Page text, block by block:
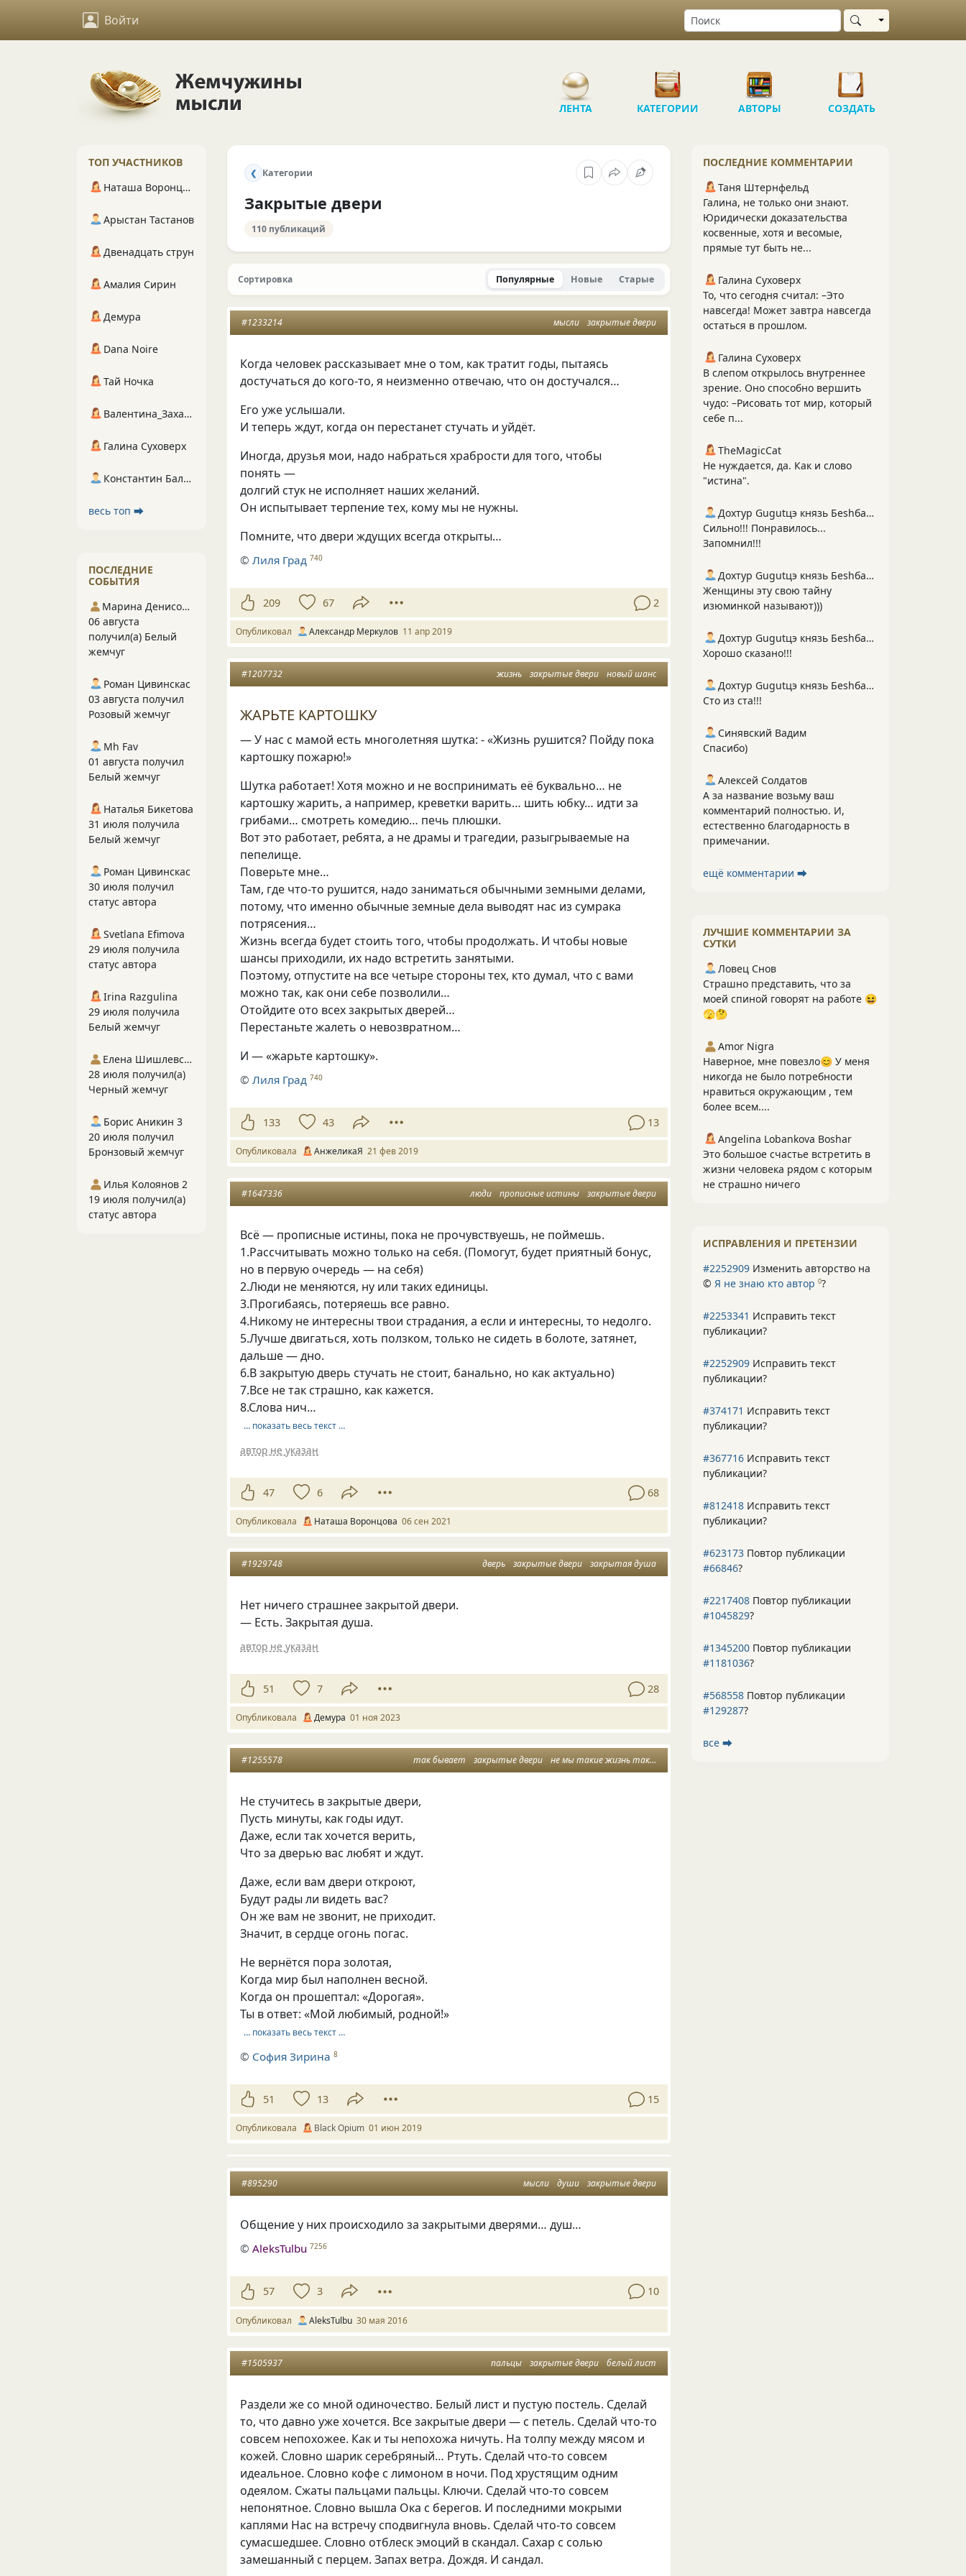
Войти Выбрать область
ЛЕНТА КАТЕГОРИИ АВТОРЫ СОЗДАТЬ
❮ Категории
Закрытые двери
110 публикаций
Сортировка Популярные Новые Старые
мысли закрытые двери
#1233214
Когда человек рассказывает мне о том, как тратит годы, пытаясь
достучаться до кого-то, я неизменно отвечаю, что он достучался…
Его уже услышали.
И теперь ждут, когда он перестанет стучать и уйдёт.
Иногда, друзья мои, надо набраться храбрости для того, чтобы
понять —
долгий стук не исполняет наших желаний.
Он испытывает терпение тех, кому мы не нужны.
Помните, что двери ждущих всегда открыты…
©Лиля Град 740
209 67 2
Опубликовал Александр Меркулов 11 апр 2019
жизнь закрытые двери новый шанс
#1207732
ЖАРЬТЕ КАРТОШКУ
— У нас с мамой есть многолетняя шутка: - «Жизнь рушится? Пойду пока
картошку пожарю!»
Шутка работает! Хотя можно и не воспринимать её буквально… не
картошку жарить, а например, креветки варить… шить юбку… идти за
грибами… смотреть комедию… печь плюшки.
Вот это работает, ребята, а не драмы и трагедии, разыгрываемые на
пепелище.
Поверьте мне…
Там, где что-то рушится, надо заниматься обычными земными делами,
потому, что именно обычные земные дела выводят нас из сумрака
потрясения…
Жизнь всегда будет стоить того, чтобы продолжать. И чтобы новые
шансы приходили, их надо встретить занятыми.
Поэтому, отпустите на все четыре стороны тех, кто думал, что с вами
можно так, как они себе позволили…
Отойдите ото всех закрытых дверей…
Перестаньте жалеть о невозвратном…
И — «жарьте картошку».
©Лиля Град 740
133 43 13
Опубликовала АнжеликаЯ 21 фев 2019
люди прописные истины закрытые двери
#1647336
Всё — прописные истины, пока не прочувствуешь, не поймешь.
1.Рассчитывать можно только на себя. (Помогут, будет приятный бонус,
но в первую очередь — на себя)
2.Люди не меняются, ну или таких единицы.
3.Прогибаясь, потеряешь все равно.
4.Никому не интересны твои страдания, а если и интересны, то недолго.
5.Лучше двигаться, хоть ползком, только не сидеть в болоте, затянет,
дальше — дно.
6.В закрытую дверь стучать не стоит, банально, но как актуально)
7.Все не так страшно, как кажется.
8.Слова нич…
… показать весь текст …
автор не указан
47 6 68
Опубликовала Наташа Воронцова 06 сен 2021
дверь закрытые двери закрытая душа
#1929748
Нет ничего страшнее закрытой двери.
— Есть. Закрытая душа.
автор не указан
51 7 28
Опубликовала Демура 01 ноя 2023
так бывает закрытые двери не мы такие жизнь такая
#1255578
Не стучитесь в закрытые двери,
Пусть минуты, как годы идут.
Даже, если так хочется верить,
Что за дверью вас любят и ждут.
Даже, если вам двери откроют,
Будут рады ли видеть вас?
Он же вам не звонит, не приходит.
Значит, в сердце огонь погас.
Не вернётся пора золотая,
Когда мир был наполнен весной.
Когда он прошептал: «Дорогая».
Ты в ответ: «Мой любимый, родной!»
… показать весь текст …
© София Зирина 8
51 13 15
Опубликовала Вlack Оpium 01 июн 2019
мысли души закрытые двери
#895290
Общение у них происходило за закрытыми дверями… душ…
©AleksTulbu 7256
57 3 10
Опубликовал AleksTulbu 30 мая 2016
пальцы закрытые двери белый лист
#1505937
Раздели же со мной одиночество. Белый лист и пустую постель. Сделай
то, что давно уже хочется. Все закрытые двери — с петель. Сделай что-то
совсем непохожее. Как и ты непохожа ничуть. На толпу между мясом и
кожей. Словно шарик серебряный… Ртуть. Сделай что-то совсем
идеальное. Словно кофе с лимоном в ночи. Под хрустящим одним
одеялом. Сжаты пальцами пальцы. Ключи. Сделай что-то совсем
непонятное. Словно вышла Ока с берегов. И последними мокрыми
каплями Нас на встречу сподвигнула вновь. Сделай что-то совсем
сумасшедшее. Словно отблеск эмоций в скандал. Сахар с солью
замешанный с перцем. Запах ветра. Дождя. И сандал.
ПОСЛЕДНИЕ КОММЕНТАРИИ
Таня Штернфельд
Галина, не только они знают.
Юридически доказательства
косвенные, хотя и весомые,
прямые тут быть не...
Галина Суховерх
То, что сегодня считал: –Это
навсегда! Может завтра навсегда
остаться в прошлом.
Галина Суховерх
В слепом открылось внутреннее
зрение. Оно способно вершить
чудо: –Рисовать тот мир, который
себе п...
TheMagicCat
Не нуждается, да. Как и слово
"истина".
Дохтур Gugutцэ князь Беshбармакоff
Сильно!!! Понравилось...
Запомнил!!!
Дохтур Gugutцэ князь Беshбармакоff
Женщины эту свою тайну
изюминкой называют)))
Дохтур Gugutцэ князь Беshбармакоff
Хорошо сказано!!!
Дохтур Gugutцэ князь Беshбармакоff
Сто из ста!!!
Синявский Вадим
Спасибо)
Алексей Солдатов
А за название возьму ваш
комментарий полностью. И,
естественно благодарность в
примечании.
ещё комментарии ⮕
ЛУЧШИЕ КОММЕНТАРИИ ЗА
СУТКИ
Ловец Снов
Страшно представить, что за
моей спиной говорят на работе 😆
🫣🤔
Amor Nigra
Наверное, мне повезло😊 У меня
никогда не было потребности
нравиться окружающим , тем
более всем....
Angelina Lobankova Boshar
Это большое счастье встретить в
жизни человека рядом с которым
не страшно ничего
ИСПРАВЛЕНИЯ И ПРЕТЕНЗИИ
#2252909 Изменить авторство на
© Я не знаю кто автор 0?
#2253341 Исправить текст
публикации?
#2252909 Исправить текст
публикации?
#374171 Исправить текст
публикации?
#367716 Исправить текст
публикации?
#812418 Исправить текст
публикации?
#623173 Повтор публикации
#66846?
#2217408 Повтор публикации
#1045829?
#1345200 Повтор публикации
#1181036?
#568558 Повтор публикации
#129287?
все ⮕
ТОП УЧАСТНИКОВ
Наташа Воронцова
Арыстан Тастанов
Двенадцать струн
Амалия Сирин
Демура
Dana Noire
Тай Ночка
Валентина_Захарова
Галина Суховерх
Константин Балухта
весь топ ⮕
ПОСЛЕДНИЕ
СОБЫТИЯ
Марина Денисова 5
06 августа
получил(а) Белый
жемчуг
Роман Цивинскас
03 августа получил
Розовый жемчуг
Mh Fav
01 августа получил
Белый жемчуг
Наталья Бикетова
31 июля получила
Белый жемчуг
Роман Цивинскас
30 июля получил
статус автора
Svetlana Efimova
29 июля получила
статус автора
Irina Razgulina
29 июля получила
Белый жемчуг
Елена Шишлевская
28 июля получил(а)
Черный жемчуг
Борис Аникин 3
20 июля получил
Бронзовый жемчуг
Илья Колоянов 2
19 июля получил(а)
статус автора